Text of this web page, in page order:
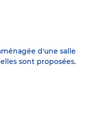
d'une salle
sont proposées.